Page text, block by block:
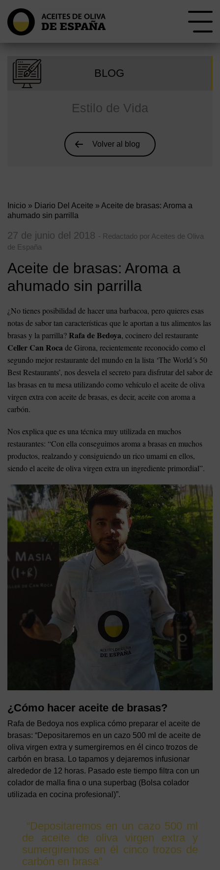
BLOG
Estilo de Vida
Volver al blog
Inicio » Diario Del Aceite » Aceite de brasas: Aroma a
ahumado sin parrilla
27 de junio del 2018 - Redactado por Aceites de Oliva
de España
Aceite de brasas: Aroma a
ahumado sin parrilla
¿No tienes posibilidad de hacer una barbacoa, pero quieres esas
notas de sabor tan características que le aportan a tus alimentos las
brasas y la parrilla? Rafa de Bedoya, cocinero del restaurante
Celler Can Rocade Girona, recientemente reconocido como el
segundo mejor restaurante del mundo en la lista ‘The World´s 50
Best Restaurants’, nos desvela el secreto para disfrutar del sabor de
las brasas en tu mesa utilizando como vehículo el aceite de oliva
virgen extra con aceite de brasas, es decir, aceite con aroma a
carbón.
Nos explica que es una técnica muy utilizada en muchos
restaurantes: “Con ella conseguimos aroma a brasas en muchos
productos, realzando y consiguiendo un rico umami en ellos,
siendo el aceite de oliva virgen extra un ingrediente primordial”.
¿Cómo hacer aceite de brasas?
Rafa de Bedoya nos explica cómo preparar el aceite de
brasas: “Depositaremos en un cazo 500 ml de aceite de
oliva virgen extra y sumergiremos en él cinco trozos de
carbón en brasa. Lo tapamos y dejaremos infusionar
alrededor de 12 horas. Pasado este tiempo filtra con un
colador de malla fina o una superbag (Bolsa colador
utilizada en cocina profesional)”.
“Depositaremos en un cazo 500 ml
de aceite de oliva virgen extra y
sumergiremos en él cinco trozos de
carbón en brasa”